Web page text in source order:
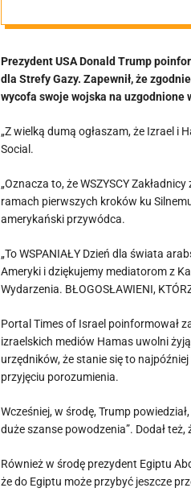
Prezydent USA Donald Trump
dla Strefy Gazy. Zapewnił, że
wycofa swoje wojska na uzgodnione
„Z wielką dumą ogłaszam, że Izrael i
Social.
„Oznacza to, że WSZYSCY
ramach pierwszych kroków ku
amerykański przywódca.
„To WSPANIAŁY Dzień dla świata
Ameryki i dziękujemy mediatorom z
Wydarzenia. BŁOGOSŁAWIENI,
Portal Times of Israel poinformował
izraelskich mediów Hamas uwolni
urzędników, że stanie się to
przyjęciu porozumienia.
Wcześniej, w środę, Trump
duże szanse powodzenia”. Dodał
Również w środę prezydent Egiptu
że do Egiptu może przybyć jeszcze